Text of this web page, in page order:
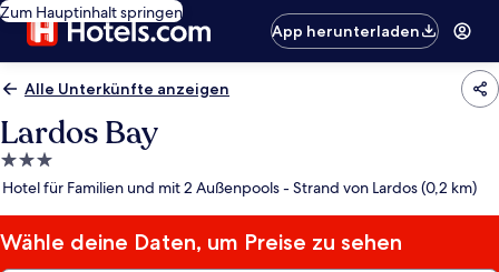
Zum Hauptinhalt springen
App herunterladen
Alle Unterkünfte anzeigen
Lardos Bay
3.0-
Sterne-
Hotel für Familien und mit 2 Außenpools - Strand von Lardos (0,2 km)
Wähle deine Daten, um Preise zu sehen